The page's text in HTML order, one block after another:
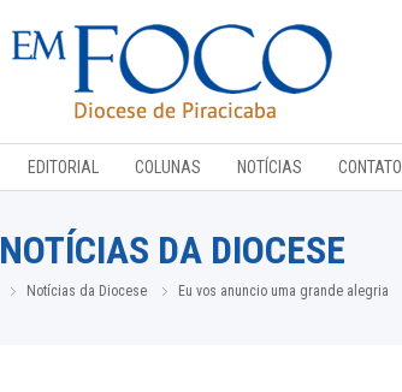
EDITORIAL COLUNAS NOTÍCIAS CONTATO
NOTÍCIAS DA DIOCESE
Notícias da Diocese Eu vos anuncio uma grande alegria